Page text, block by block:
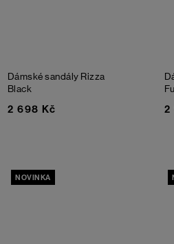
Dámské sandály Rizza
Black
2 698 Kč 2
NOVINKA